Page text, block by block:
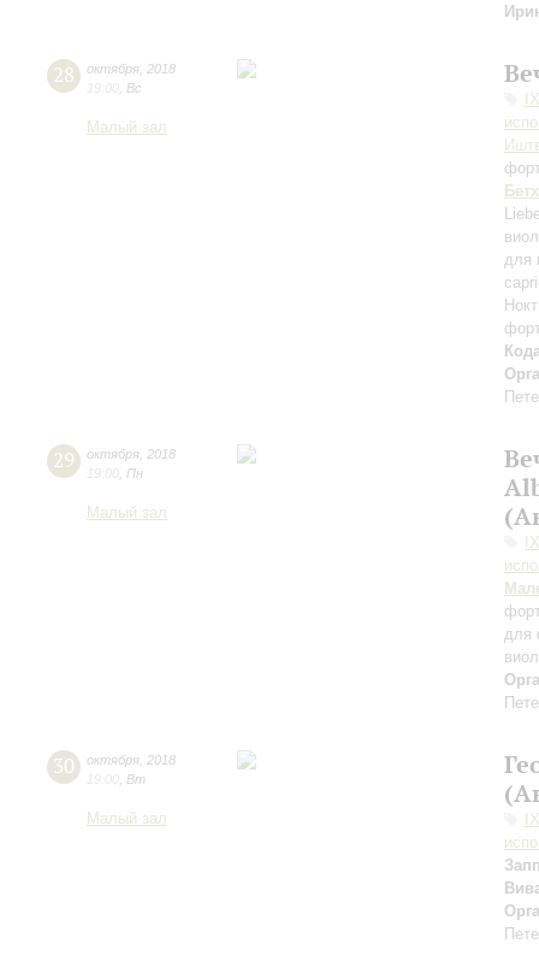
28 октября 2018
19:00 Вс
Малый зал
для
29 октября 2018
19:00 Пн
Малый зал
для
30 октября 2018
19:00 Вт
Малый зал